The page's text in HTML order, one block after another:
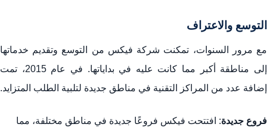
التوسع والاعتراف
مع مرور السنوات، تمكنت شركة فيكس من التوسع وتقديم خدماتها
إلى مناطقة أكبر مما كانت عليه في بداياتها. في عام 2015، تمت
إضافة عدد من المراكز التقنية في مناطق جديدة لتلبية الطلب المتزايد.
فروع جديدة: افتتحت فيكس فروعًا جديدة في مناطق مختلفة، مما